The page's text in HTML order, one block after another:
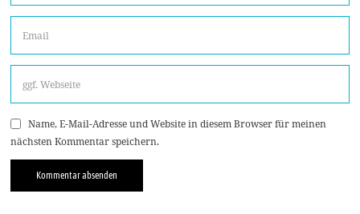
Name, E-Mail-Adresse und Website in diesem Browser für meinen
nächsten Kommentar speichern.